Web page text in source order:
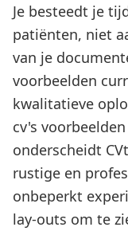
Je besteedt je
patiënten, niet
van je
voorbeelden
kwalitatieve
cv's
onderscheidt
rustige en
onbeperkt
lay-outs om te